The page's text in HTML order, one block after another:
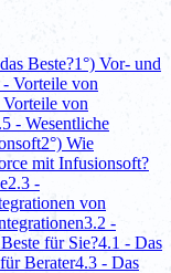
Beste?1°) Vor- und
- Vorteile von
Vorteile von
- Wesentliche
2°) Wie
mit Infusionsoft?
2.3 -
von
3.2 -
für Sie?4.1 - Das
Berater4.3 - Das